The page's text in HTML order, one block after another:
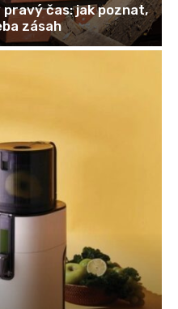
čas: jak poznat,
zásah